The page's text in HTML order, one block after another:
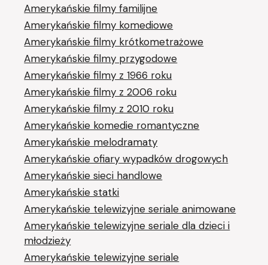
Amerykańskie filmy familijne
Amerykańskie filmy komediowe
Amerykańskie filmy krótkometrażowe
Amerykańskie filmy przygodowe
Amerykańskie filmy z 1966 roku
Amerykańskie filmy z 2006 roku
Amerykańskie filmy z 2010 roku
Amerykańskie komedie romantyczne
Amerykańskie melodramaty
Amerykańskie ofiary wypadków drogowych
Amerykańskie sieci handlowe
Amerykańskie statki
Amerykańskie telewizyjne seriale animowane
Amerykańskie telewizyjne seriale dla dzieci i
młodzieży
Amerykańskie telewizyjne seriale